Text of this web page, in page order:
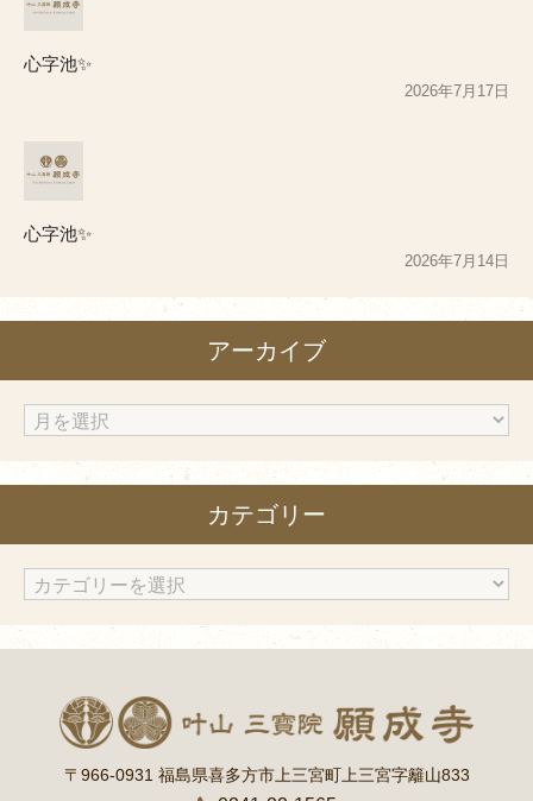
心字池✨
2026年7月17日
心字池✨
2026年7月14日
アーカイブ
ア
カ
ブ
カテゴリー
カ
ゴ
〒966-0931 福島県喜多方市上三宮町上三宮字籬山833